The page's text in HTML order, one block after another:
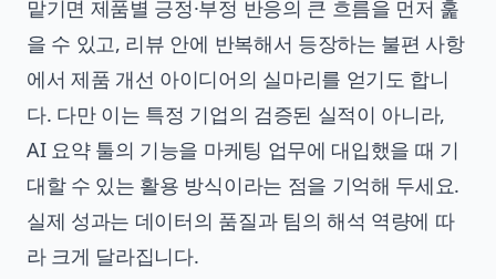
맡기면 제품별 긍정·부정 반응의 큰 흐름을 먼저 훑
을 수 있고, 리뷰 안에 반복해서 등장하는 불편 사항
에서 제품 개선 아이디어의 실마리를 얻기도 합니
다. 다만 이는 특정 기업의 검증된 실적이 아니라,
AI 요약 툴의 기능을 마케팅 업무에 대입했을 때 기
대할 수 있는 활용 방식이라는 점을 기억해 두세요.
실제 성과는 데이터의 품질과 팀의 해석 역량에 따
라 크게 달라집니다.